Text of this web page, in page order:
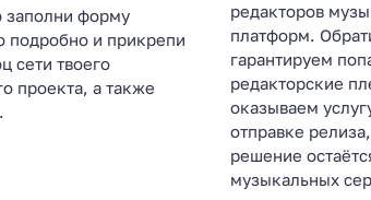
заполни форму
подробно и прикрепи
сети твоего
проекта, а также
редакторов
платформ.
гарантируем
редакторские
оказываем
отправке
решение
музыкальных